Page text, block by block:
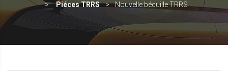
Piéces TRRS
Nouvelle béquille TRRS